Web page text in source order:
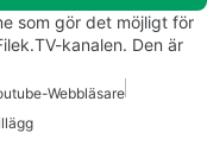
som gör det möjligt för
kanalen. Den är
Webbläsare